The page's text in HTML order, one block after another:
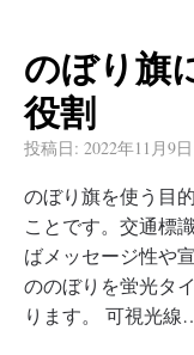
のぼり旗
役割
投稿日: 2022年11月9日
のぼり旗を使う目
ことです。交通標
ばメッセージ性や
ののぼりを蛍光タ
ります。 可視光線